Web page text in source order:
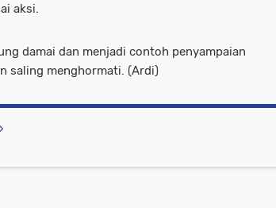
aksi.
damai dan menjadi contoh penyampaian
saling menghormati. (Ardi)